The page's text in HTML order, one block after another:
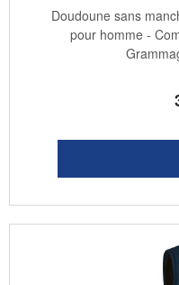
Doudoune sans
pour homme -